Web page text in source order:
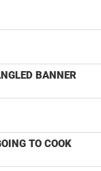
BANNER
TO COOK